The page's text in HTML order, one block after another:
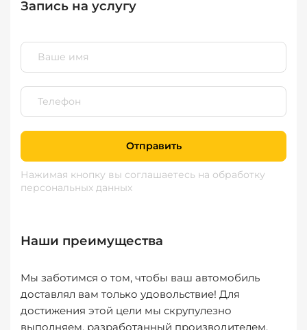
Запись на услугу
Отправить
Нажимая кнопку вы соглашаетесь на обработку
персональных данных
Наши преимущества
Мы заботимся о том, чтобы ваш автомобиль
доставлял вам только удовольствие! Для
достижения этой цели мы скрупулезно
выполняем, разработанный производителем,